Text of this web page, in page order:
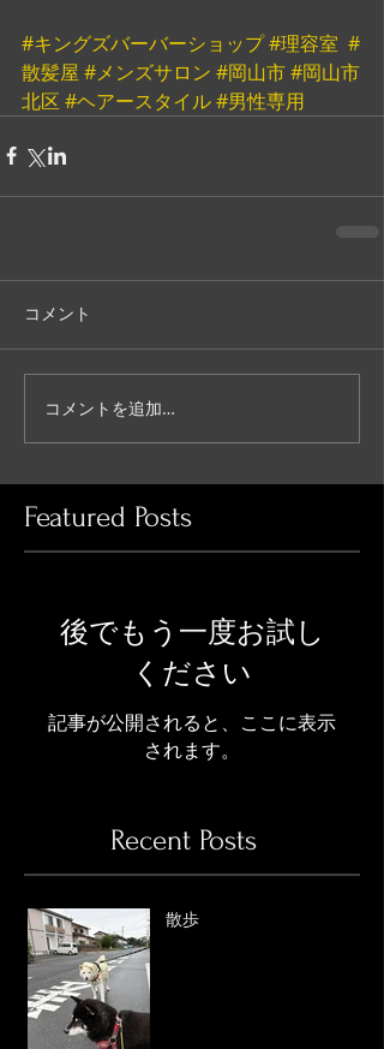
#キングズバーバーショップ#理容室 #
散髪屋 #メンズサロン #岡山市#岡山市
北区 #ヘアースタイル#男性専用
コメント
コメントを追加…
Featured Posts
後でもう一度お試し
ください
記事が公開されると、ここに表示
されます。
Recent Posts
散歩